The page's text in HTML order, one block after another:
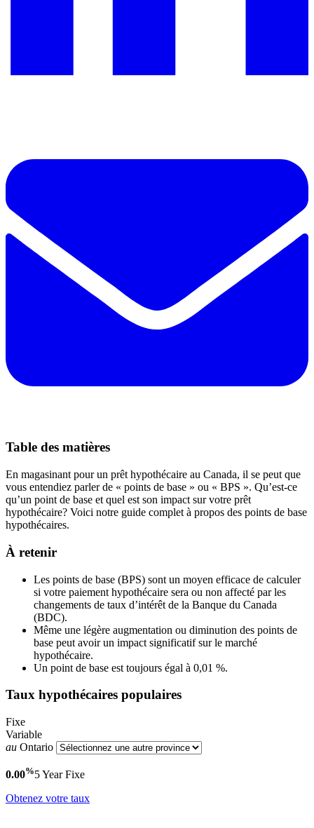
Table des matières
En magasinant pour un prêt hypothécaire au Canada, il se peut que
vous entendiez parler de « points de base » ou « BPS ». Qu’est-ce
qu’un point de base et quel est son impact sur votre prêt
hypothécaire? Voici notre guide complet à propos des points de base
hypothécaires.
À retenir
Les points de base (BPS) sont un moyen efficace de calculer
si votre paiement hypothécaire sera ou non affecté par les
changements de taux d’intérêt de la Banque du Canada
(BDC).
Même une légère augmentation ou diminution des points de
base peut avoir un impact significatif sur le marché
hypothécaire.
Un point de base est toujours égal à 0,01 %.
Taux hypothécaires populaires
Fixe
Variable
au Ontario
0.00%5 YearFixe
Obtenez votre taux